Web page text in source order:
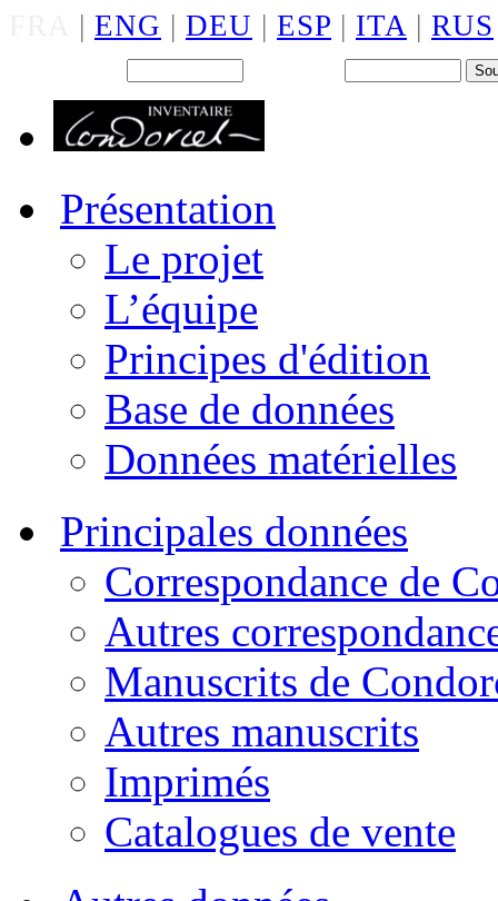
| ENG | DEU | ESP | ITA | RUS
Présentation
Le projet
L’équipe
Principes d'édition
Base de données
Données matérielles
Principales données
Correspondance de
Autres
Manuscrits de
Autres manuscrits
Imprimés
Catalogues de vente